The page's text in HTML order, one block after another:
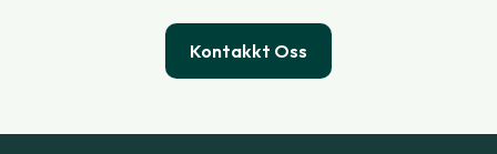
Kontakkt Oss